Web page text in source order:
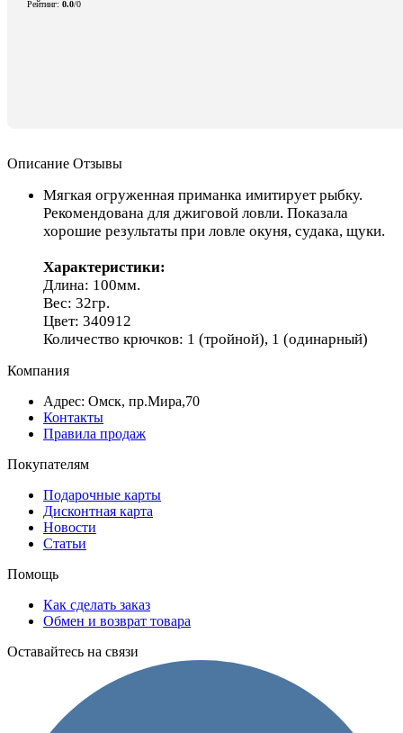
Рейтинг: 0.0/0
Описание Отзывы
Мягкая огруженная приманка имитирует рыбку.
Рекомендована для джиговой ловли. Показала
хорошие результаты при ловле окуня, судака, щуки.
Характеристики:
Длина: 100мм.
Вес: 32гр.
Цвет: 340912
Количество крючков: 1 (тройной), 1 (одинарный)
Компания
Адрес: Омск, пр.Мира,70
Контакты
Правила продаж
Покупателям
Подарочные карты
Дисконтная карта
Новости
Статьи
Помощь
Как сделать заказ
Обмен и возврат товара
Оставайтесь на связи